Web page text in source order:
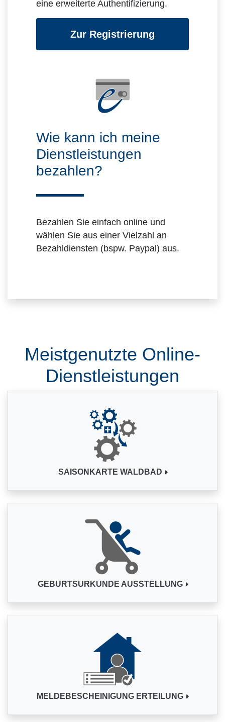
eine erweiterte Authentifizierung.
Zur Registrierung
Wie kann ich meine
Dienstleistungen
bezahlen?
Bezahlen Sie einfach online und
wählen Sie aus einer Vielzahl an
Bezahldiensten (bspw. Paypal) aus.
Meistgenutzte Online-
Dienstleistungen
SAISONKARTE WALDBAD
GEBURTSURKUNDE AUSSTELLUNG
MELDEBESCHEINIGUNG ERTEILUNG